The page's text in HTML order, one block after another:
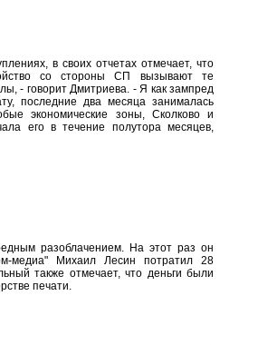
в своих отчетах отмечает, что
со стороны СП вызывают те
- говорит Дмитриева. - Я как зампред
последние два месяца занималась
экономические зоны, Сколково и
его в течение полутора месяцев,
разоблачением. На этот раз он
медиа" Михаил Лесин потратил 28
также отмечает, что деньги были
печати.